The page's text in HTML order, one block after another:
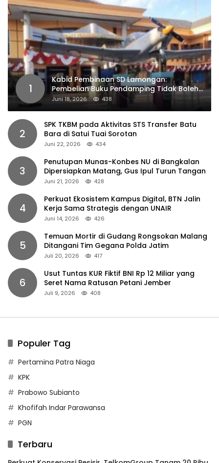
1
Kabid Pembinaan SD Lamongan:
Pembelian Buku Pendamping Tidak Boleh
Dipaksakan
Juni 18, 2026 438
2
SPK TKBM pada Aktivitas STS Transfer Batu
Bara di Satui Tuai Sorotan
Juni 22, 2026 434
3
Penutupan Munas-Konbes NU di Bangkalan
Dipersiapkan Matang, Gus Ipul Turun Tangan
Juni 21, 2026 428
4
Perkuat Ekosistem Kampus Digital, BTN Jalin
Kerja Sama Strategis dengan UNAIR
Juni 14, 2026 426
5
Temuan Mortir di Gudang Rongsokan Malang
Ditangani Tim Gegana Polda Jatim
Juli 20, 2026 417
6
Usut Tuntas KUR Fiktif BNI Rp 12 Miliar yang
Seret Nama Ratusan Petani Jember
Juli 9, 2026 408
Populer Tag
Pertamina Patra Niaga
KPK
Prabowo Subianto
Khofifah Indar Parawansa
PGN
Terbaru